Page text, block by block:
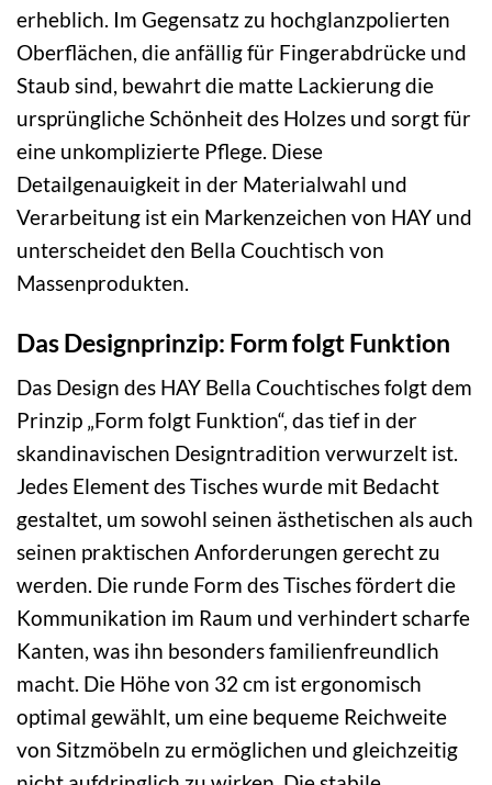
erheblich. Im Gegensatz zu hochglanzpolierten
Oberflächen, die anfällig für Fingerabdrücke und
Staub sind, bewahrt die matte Lackierung die
ursprüngliche Schönheit des Holzes und sorgt für
eine unkomplizierte Pflege. Diese
Detailgenauigkeit in der Materialwahl und
Verarbeitung ist ein Markenzeichen von HAY und
unterscheidet den Bella Couchtisch von
Massenprodukten.
Das Designprinzip: Form folgt Funktion
Das Design des HAY Bella Couchtisches folgt dem
Prinzip „Form folgt Funktion“, das tief in der
skandinavischen Designtradition verwurzelt ist.
Jedes Element des Tisches wurde mit Bedacht
gestaltet, um sowohl seinen ästhetischen als auch
seinen praktischen Anforderungen gerecht zu
werden. Die runde Form des Tisches fördert die
Kommunikation im Raum und verhindert scharfe
Kanten, was ihn besonders familienfreundlich
macht. Die Höhe von 32 cm ist ergonomisch
optimal gewählt, um eine bequeme Reichweite
von Sitzmöbeln zu ermöglichen und gleichzeitig